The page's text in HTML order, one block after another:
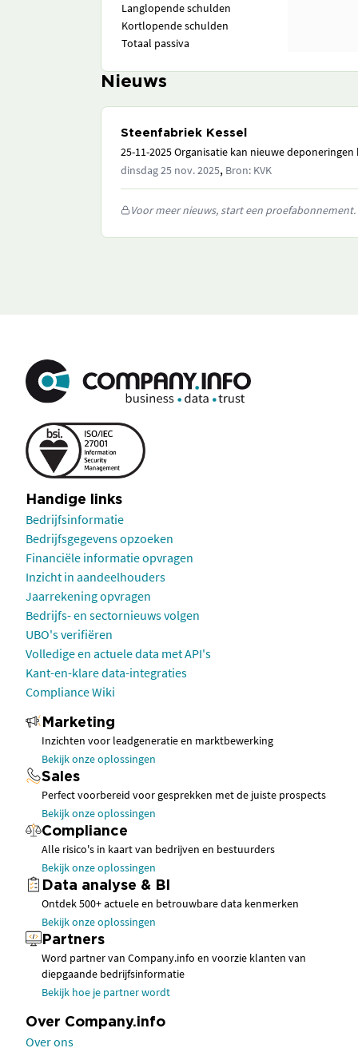
Langlopende schulden
Kortlopende schulden
Totaal passiva
Nieuws
Steenfabriek Kessel
25-11-2025 Organisatie kan nieuwe
dinsdag 25 nov. 2025, Bron: KVK
Voor meer nieuws, start een proefabonnement.
Handige links
Bedrijfsinformatie
Bedrijfsgegevens opzoeken
Financiële informatie opvragen
Inzicht in aandeelhouders
Jaarrekening opvragen
Bedrijfs- en sectornieuws volgen
UBO's verifiëren
Volledige en actuele data met API's
Kant-en-klare data-integraties
Compliance Wiki
Marketing
Inzichten voor leadgeneratie en marktbewerking
Bekijk onze oplossingen
Sales
Perfect voorbereid voor gesprekken met de juiste prospects
Bekijk onze oplossingen
Compliance
Alle risico's in kaart van bedrijven en bestuurders
Bekijk onze oplossingen
Data analyse & BI
Ontdek 500+ actuele en betrouwbare data kenmerken
Bekijk onze oplossingen
Partners
Word partner van Company.info en voorzie klanten van
diepgaande bedrijfsinformatie
Bekijk hoe je partner wordt
Over Company.info
Over ons